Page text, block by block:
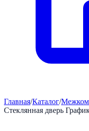
Главная/Каталог/
Стеклянная дверь